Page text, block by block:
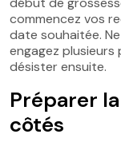
commencez vos
date souhaitée.
engagez plusieurs
désister ensuite.
Préparer
côtés